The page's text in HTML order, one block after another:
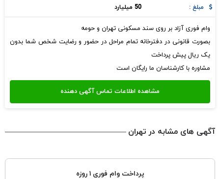
مبلغ : 50 میلیارد
وام فوری آزاد بر روی سند مسکونی تهران و حومه
بصورت قانونی در دفترخانه تمام مراحل در حضور و رضایت شخص شما بدون
یک ریال پیش پرداخت
مشاوره با کارشناسان ما رایگان است
آگهی های مشابه در تهران
پرداخت وام فوری ۱ روزه